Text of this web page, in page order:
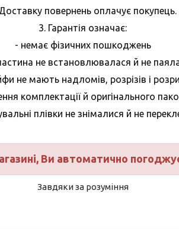
повернень оплачує покупець.
3. Гарантія означає:
- немає фізичних пошкоджень
не встановлювалася й не
не мають надломів, розрізів і
комплектації й оригінального
плівки не знімалися й не
Ви автоматично
Завдяки за розуміння